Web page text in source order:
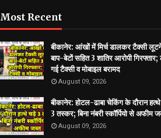
Most Recent
बीकानेर: आंखों में मिर्च डालकर टैक्सी
बाप-बेटों सहित 3 शातिर आरोपी गिरफ्तार;
गई टैक्सी व मोबाइल बरामद
August 09, 2026
बीकानेर: ​होटल-ढाबा चेकिंग के दौरान
3 तस्कर; बिना नंबरी स्कॉर्पियो से अफीम
August 09, 2026